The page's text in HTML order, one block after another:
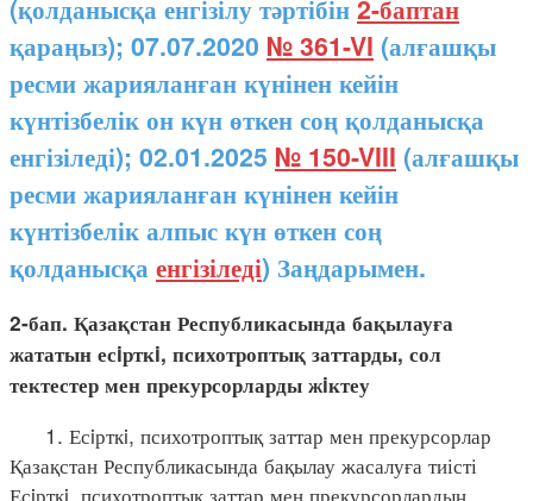
(қолданысқа енгізілу тәртібін2-баптан
қараңыз); 07.07.2020 № 361-VI (алғашқы
ресми жарияланған күнінен кейін
күнтізбелік он күн өткен соң қолданысқа
енгізіледі); 02.01.2025 № 150-VIII (алғашқы
ресми жарияланған күнінен кейін
күнтізбелік алпыс күн өткен соң
қолданысқа енгізіледі) Заңдарымен.
2-бап. Қазақстан Республикасында бақылауға
жататын есiрткi, психотроптық заттарды, сол
тектестер мен прекурсорларды жiктеу
1. Есiрткi, психотроптық заттар мен прекурсорлар
Қазақстан Республикасында бақылау жасалуға тиісті
Есiрткi, психотроптық заттар мен прекурсорлардың